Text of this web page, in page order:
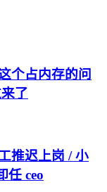
个占内存的问
了
推迟上岗 / 小
任 ceo